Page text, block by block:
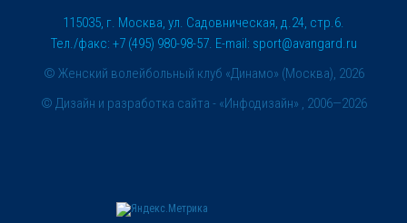
© Женский волейбольный клуб «Динамо» (Москва), 2026
115035, г. Москва, ул. Садовническая, д.24, стр.6.
Тел./факс: +7 (495) 980-98-57. E-mail: sport@avangard.ru
© Дизайн и разработка сайта - «Инфодизайн» , 2006—2026